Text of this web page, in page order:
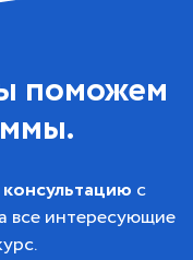
поможем
с
все интересующие